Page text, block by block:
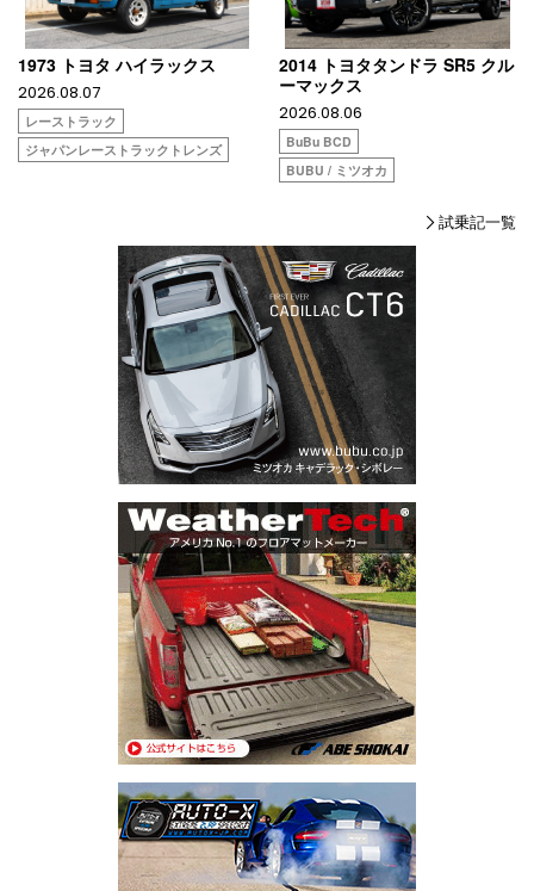
1973 トヨタ ハイラックス
2026.08.07
レーストラック
ジャパンレーストラックトレンズ
2014 トヨタタンドラ SR5 クル
ーマックス
2026.08.06
BuBu BCD
BUBU / ミツオカ
試乗記一覧